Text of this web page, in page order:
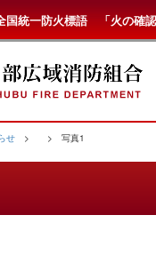
国統一防火標語 「火の確
せ > > 写真1